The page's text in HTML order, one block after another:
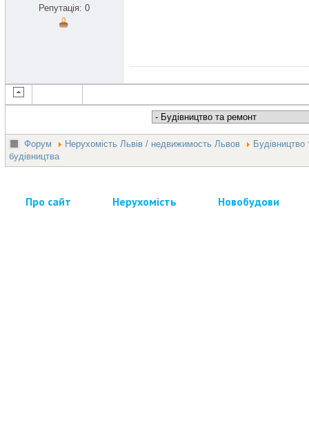
Репутація: 0
Форум Нерухомість Львів / недвижимость Львов
Будівництво
будівництва
Про сайт Нерухомість Новобудови